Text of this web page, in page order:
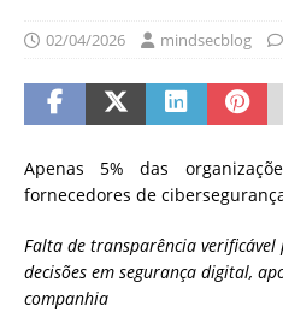
02/04/2026 mindsecblog
Apenas 5% das
fornecedores de
Falta de transparência
decisões em segurança digital,
companhia